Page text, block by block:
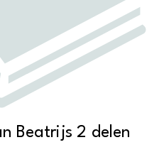
Beatrijs 2 delen